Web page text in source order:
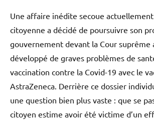
Une affaire inédite secoue
citoyenne a décidé de poursuivre son
gouvernement devant la Cour suprême
développé de graves problèmes de
vaccination contre la Covid-19 avec le
AstraZeneca. Derrière ce dossier
une question bien plus vaste : que se
citoyen estime avoir été victime d’un